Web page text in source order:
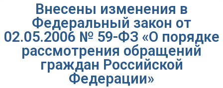
Внесены изменения в
Федеральный закон от
02.05.2006 № 59-ФЗ «О порядке
рассмотрения обращений
граждан Российской
Федерации»